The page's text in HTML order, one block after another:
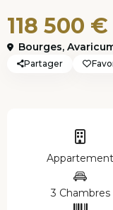
118 500 €
Bourges,
Partager
Appartement
3 Chambres